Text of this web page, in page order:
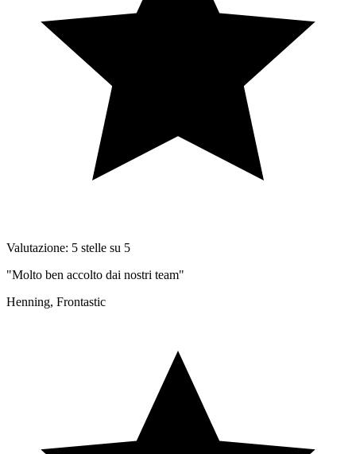
Valutazione: 5 stelle su 5
"Molto ben accolto dai nostri team"
Henning, Frontastic